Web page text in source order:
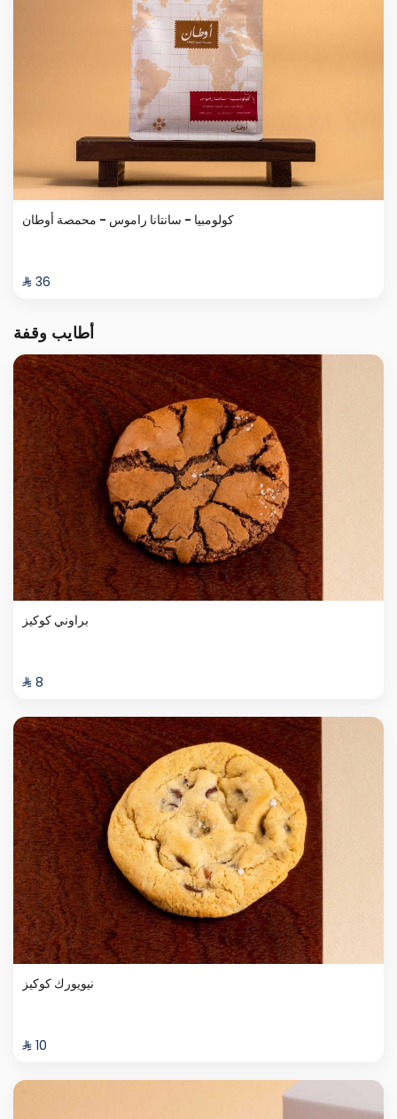
كولومبيا - سانتانا راموس - محمصة أوطان
⁨⁦‪‬ 36⁩
أطايب وقفة
براوني كوكيز
⁨⁦‪‬ 8⁩
نيويورك كوكيز
⁨⁦‪‬ 10⁩